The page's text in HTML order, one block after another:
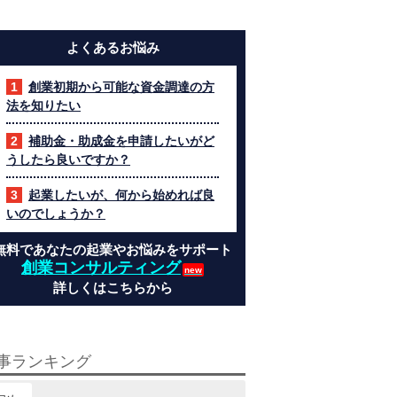
よくあるお悩み
創業初期から可能な資金調達の方
法を知りたい
補助金・助成金を申請したいがど
うしたら良いですか？
起業したいが、何から始めれば良
いのでしょうか？
料であなたの起業やお悩みをサポート
創業コンサルティング
詳しくはこちらから
ランキング